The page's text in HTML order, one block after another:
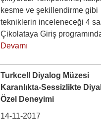
kesme ve şekillendirme gibi
tekniklerin inceleneceği 4
Çikolataya Giriş
Devamı
Turkcell Diyalog Müzesi
Karanlıkta-Sessizlikte
Özel Deneyimi
14-11-2017